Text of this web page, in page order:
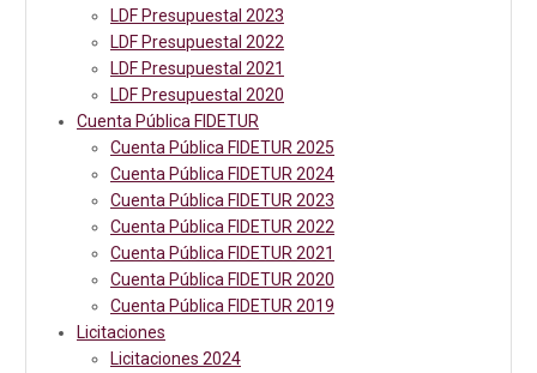
LDF Presupuestal 2023
LDF Presupuestal 2022
LDF Presupuestal 2021
LDF Presupuestal 2020
Cuenta Pública FIDETUR
Cuenta Pública FIDETUR 2025
Cuenta Pública FIDETUR 2024
Cuenta Pública FIDETUR 2023
Cuenta Pública FIDETUR 2022
Cuenta Pública FIDETUR 2021
Cuenta Pública FIDETUR 2020
Cuenta Pública FIDETUR 2019
Licitaciones
Licitaciones 2024